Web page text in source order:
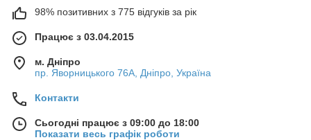
98% позитивних з 775 відгуків за рік
Працює з 03.04.2015
м. Дніпро
пр. Яворницького 76А, Дніпро, Україна
Контакти
Сьогодні працює з 09:00 до 18:00
Показати весь графік роботи